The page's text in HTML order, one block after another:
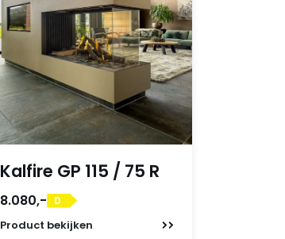
Kalfire GP 115 / 75 R
8.080,- D
Product bekijken